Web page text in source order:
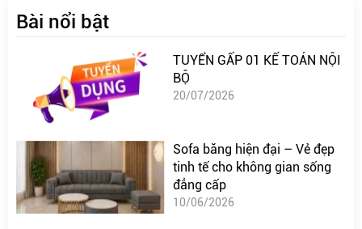
Bài nổi bật
TUYỂN GẤP 01 KẾ TOÁN NỘI
BỘ
20/07/2026
Sofa băng hiện đại – Vẻ đẹp
tinh tế cho không gian sống
đẳng cấp
10/06/2026